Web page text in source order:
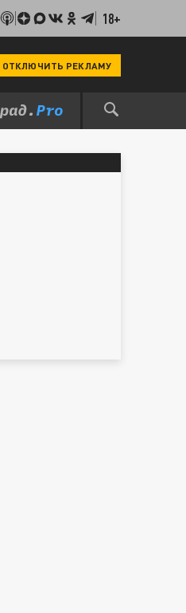
18+
ОТКЛЮЧИТЬ РЕКЛАМУ